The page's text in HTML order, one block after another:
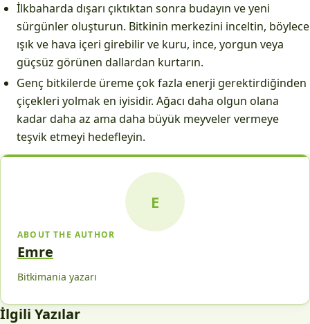
İlkbaharda dışarı çıktıktan sonra budayın ve yeni
sürgünler oluşturun. Bitkinin merkezini inceltin, böylece
ışık ve hava içeri girebilir ve kuru, ince, yorgun veya
güçsüz görünen dallardan kurtarın.
Genç bitkilerde üreme çok fazla enerji gerektirdiğinden
çiçekleri yolmak en iyisidir. Ağacı daha olgun olana
kadar daha az ama daha büyük meyveler vermeye
teşvik etmeyi hedefleyin.
E
ABOUT THE AUTHOR
Emre
Bitkimania yazarı
İlgili Yazılar